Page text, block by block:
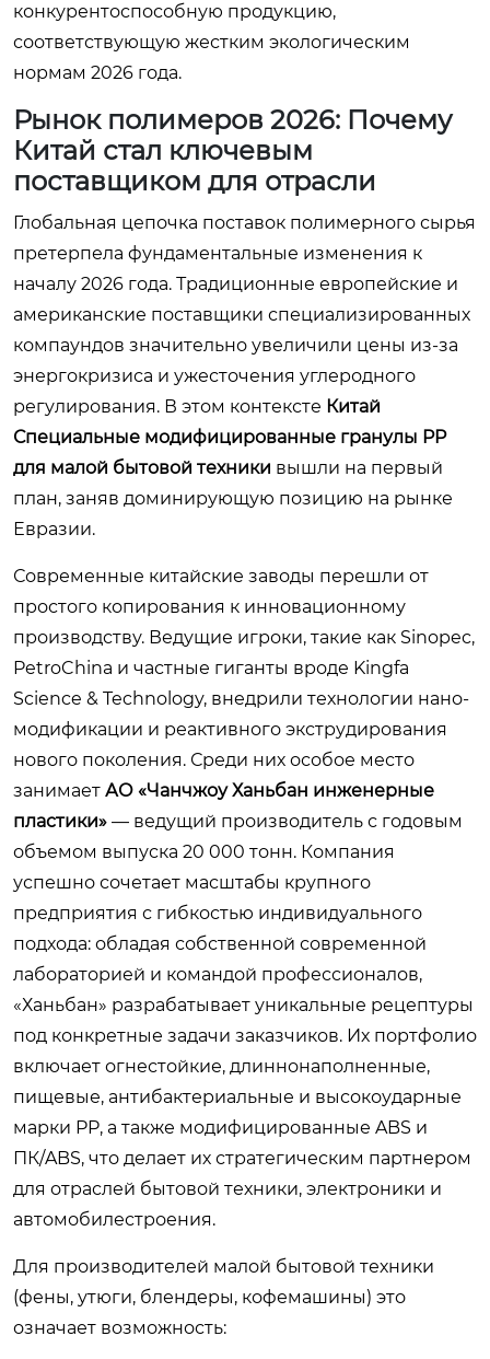
конкурентоспособную продукцию,
соответствующую жестким экологическим
нормам 2026 года.
Рынок полимеров 2026: Почему
Китай стал ключевым
поставщиком для отрасли
Глобальная цепочка поставок полимерного сырья
претерпела фундаментальные изменения к
началу 2026 года. Традиционные европейские и
американские поставщики специализированных
компаундов значительно увеличили цены из-за
энергокризиса и ужесточения углеродного
регулирования. В этом контексте Китай
Специальные модифицированные гранулы PP
для малой бытовой техники вышли на первый
план, заняв доминирующую позицию на рынке
Евразии.
Современные китайские заводы перешли от
простого копирования к инновационному
производству. Ведущие игроки, такие как Sinopec,
PetroChina и частные гиганты вроде Kingfa
Science & Technology, внедрили технологии нано-
модификации и реактивного экструдирования
нового поколения. Среди них особое место
занимает АО «Чанчжоу Ханьбан инженерные
пластики» — ведущий производитель с годовым
объемом выпуска 20 000 тонн. Компания
успешно сочетает масштабы крупного
предприятия с гибкостью индивидуального
подхода: обладая собственной современной
лабораторией и командой профессионалов,
«Ханьбан» разрабатывает уникальные рецептуры
под конкретные задачи заказчиков. Их портфолио
включает огнестойкие, длиннонаполненные,
пищевые, антибактериальные и высокоударные
марки PP, а также модифицированные ABS и
ПК/ABS, что делает их стратегическим партнером
для отраслей бытовой техники, электроники и
автомобилестроения.
Для производителей малой бытовой техники
(фены, утюги, блендеры, кофемашины) это
означает возможность: